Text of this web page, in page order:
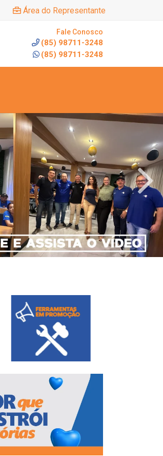
Área do Representante
Fale Conosco
(85) 98711-3248
(85) 98711-3248